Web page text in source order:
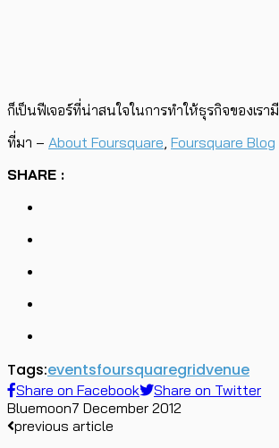
ก็เป็นฟีเจอร์ที่น่าสนใจในการทำให้ธุรกิจของเร
ที่มา – About Foursquare Foursquare Blog
SHARE :
Tags:eventsfoursquaregridvenue
Share on Facebook
Share on Twitter
Bluemoon7 December 2012
previous article